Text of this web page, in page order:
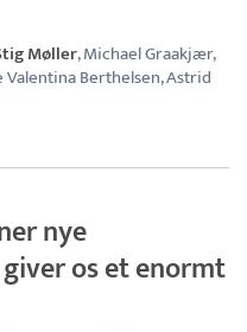
Møller, Michael Graakjær,
Valentina Berthelsen, Astrid
nye
os et enormt